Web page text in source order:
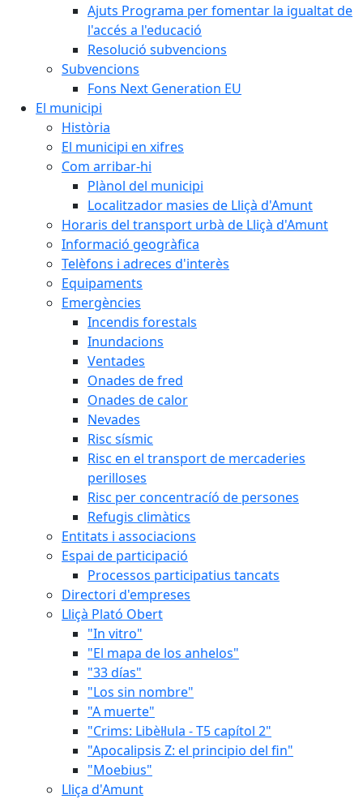
Ajuts Programa per fomentar la igualtat de
l'accés a l'educació
Resolució subvencions
Subvencions
Fons Next Generation EU
El municipi
Història
El municipi en xifres
Com arribar-hi
Plànol del municipi
Localitzador masies de Lliçà d'Amunt
Horaris del transport urbà de Lliçà d'Amunt
Informació geogràfica
Telèfons i adreces d'interès
Equipaments
Emergències
Incendis forestals
Inundacions
Ventades
Onades de fred
Onades de calor
Nevades
Risc sísmic
Risc en el transport de mercaderies
perilloses
Risc per concentracíó de persones
Refugis climàtics
Entitats i associacions
Espai de participació
Processos participatius tancats
Directori d'empreses
Lliçà Plató Obert
"In vitro"
"El mapa de los anhelos"
"33 días"
"Los sin nombre"
"A muerte"
"Crims: Libèl·lula - T5 capítol 2"
"Apocalipsis Z: el principio del fin"
"Moebius"
Lliça d'Amunt